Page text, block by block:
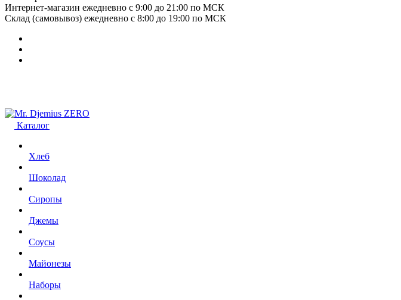
Интернет-магазин ежедневно с 9:00 до 21:00 по МСК
Склад (самовывоз) ежедневно с 8:00 до 19:00 по МСК
Каталог
Хлеб
Шоколад
Сиропы
Джемы
Соусы
Майонезы
Наборы